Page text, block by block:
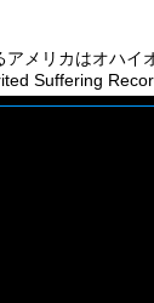
メリカはオハ
Suffering